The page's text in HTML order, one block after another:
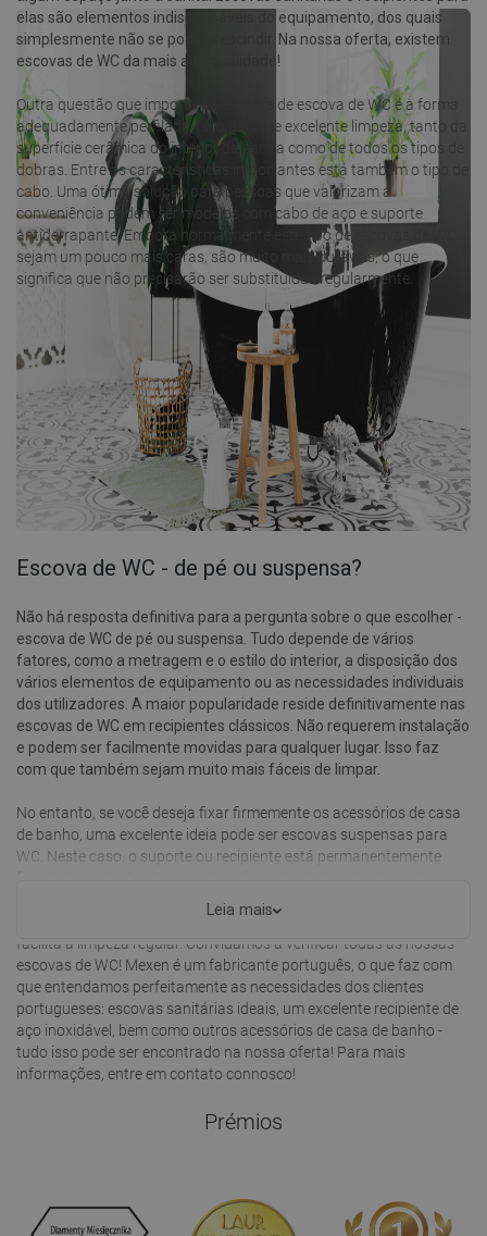
elas são elementos indispensáveis do equipamento, dos quais
simplesmente não se pode prescindir. Na nossa oferta, existem
escovas de WC da mais alta qualidade!
Outra questão que importa na escolha de escova de WC é a forma
adequadamente perfilada. Isso garante excelente limpeza, tanto da
superfície cerâmica do interior da sanita como de todos os tipos de
dobras. Entre as características importantes está também o tipo de
cabo. Uma ótima solução para pessoas que valorizam a
conveniência podem ser modelos com cabo de aço e suporte
antiderrapante. Embora normalmente este tipo de escovas de WC
sejam um pouco mais caras, são muito mais duráveis, o que
significa que não precisarão ser substituídas regularmente.
Escova de WC - de pé ou suspensa?
Não há resposta definitiva para a pergunta sobre o que escolher -
escova de WC de pé ou suspensa. Tudo depende de vários
fatores, como a metragem e o estilo do interior, a disposição dos
vários elementos de equipamento ou as necessidades individuais
dos utilizadores. A maior popularidade reside definitivamente nas
escovas de WC em recipientes clássicos. Não requerem instalação
e podem ser facilmente movidas para qualquer lugar. Isso faz
com que também sejam muito mais fáceis de limpar.
No entanto, se você deseja fixar firmemente os acessórios de casa
de banho, uma excelente ideia pode ser escovas suspensas para
WC. Neste caso, o suporte ou recipiente está permanentemente
que possa ser facilmente alcançada em caso de necessidade e
facilita a limpeza regular. Convidamos a verificar todas as nossas
escovas de WC! Mexen é um fabricante português, o que faz com
que entendamos perfeitamente as necessidades dos clientes
portugueses: escovas sanitárias ideais, um excelente recipiente de
aço inoxidável, bem como outros acessórios de casa de banho -
tudo isso pode ser encontrado na nossa oferta! Para mais
informações, entre em contato connosco!
Leia mais
Prémios